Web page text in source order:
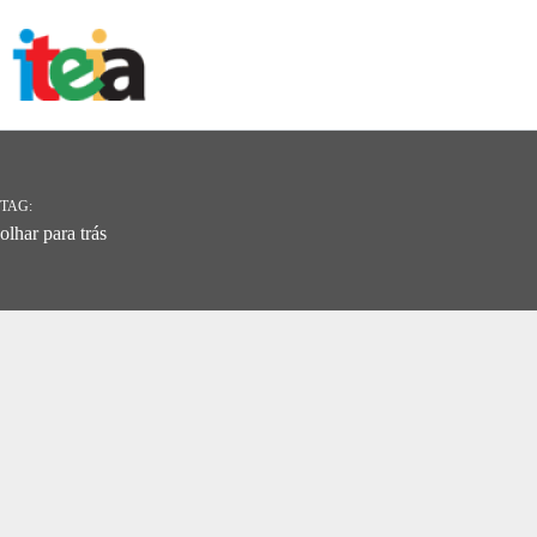
para
conteúdo
TAG
olhar para trás